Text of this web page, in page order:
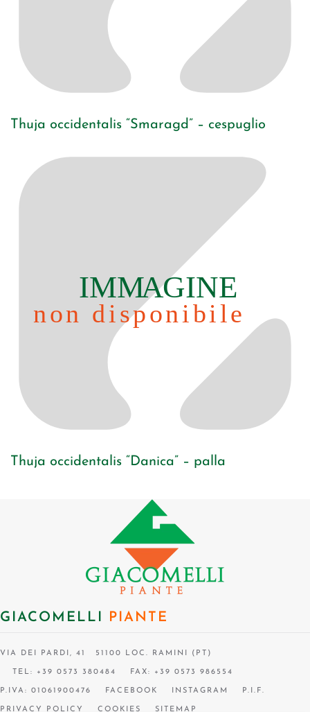
Thuja occidentalis “Smaragd” – cespuglio
Thuja occidentalis “Danica” – palla
GIACOMELLI PIANTE
VIA DEI PARDI, 41 51100 LOC. RAMINI (PT)
TEL: +39 0573 380484 FAX: +39 0573 986554
P.IVA: 01061900476 FACEBOOK INSTAGRAM P.I.F.
PRIVACY POLICY COOKIES SITEMAP